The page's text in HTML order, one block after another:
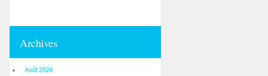
Archives
Août 2026